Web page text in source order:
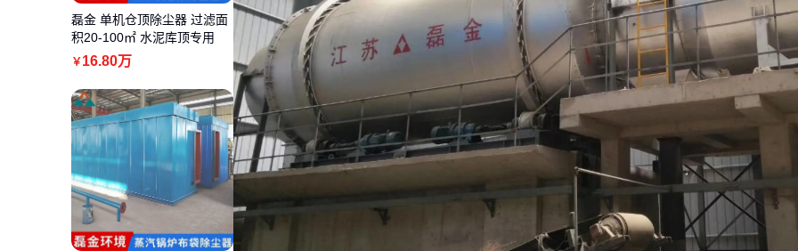
磊金 单机仓顶除尘器 过滤面
积20-100㎡ 水泥库顶专用
￥16.80万